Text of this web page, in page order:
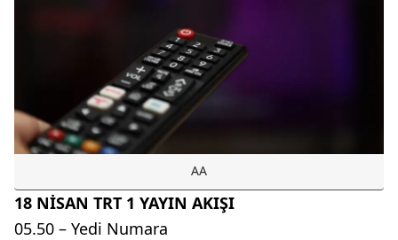
AA
18 NİSAN TRT 1 YAYIN AKIŞI
05.50 – Yedi Numara